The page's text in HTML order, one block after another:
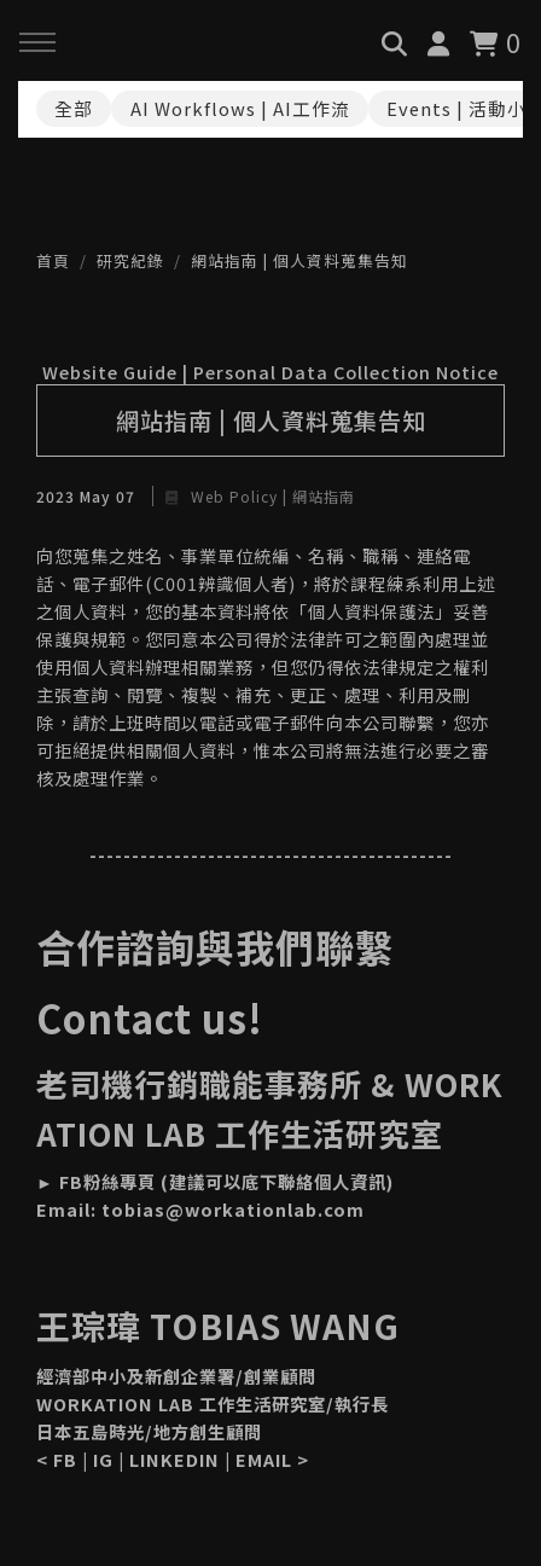
0
回主選單
最新消息
服務項目
回主選單
AiGC學院
諮詢預約
回主選單
小型人力提升計畫申請
數位轉型培力補助計畫(已截
創業顧問免費諮詢申請
全部 AI Workflows | AI工作流 Events | 活動小
首頁 研究紀錄 網站指南 | 個人資料蒐集告知
Website Guide | Personal Data Collection Notice
網站指南 | 個人資料蒐集告知
2023 May 07 Web Policy | 網站指南
向您蒐集之姓名、事業單位統編、名稱、職稱、連絡電
話、電子郵件(C001辨識個人者)，將於課程練系利用上述
之個人資料，您的基本資料將依「個人資料保護法」妥善
保護與規範。您同意本公司得於法律許可之範圍內處理並
使用個人資料辦理相關業務，但您仍得依法律規定之權利
主張查詢、閱覽、複製、補充、更正、處理、利用及刪
除，請於上班時間以電話或電子郵件向本公司聯繫，您亦
可拒絕提供相關個人資料，惟本公司將無法進行必要之審
核及處理作業。
-------------------------------------------
合作諮詢與我們聯繫
Contact us!
老司機行銷職能事務所 & WORK
ATION LAB 工作生活研究室
► FB粉絲專頁 (建議可以底下聯絡個人資訊)
Email: tobias@workationlab.com
王琮瑋 TOBIAS WANG
經濟部中小及新創企業署/創業顧問
WORKATION LAB 工作生活研究室/執行長
日本五島時光/地方創生顧問
< FB | IG | LINKEDIN | EMAIL >